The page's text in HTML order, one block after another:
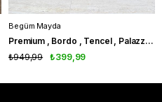
Begüm Mayda
Premium , Bordo , Tencel , Palazzo Pantolon
₺399,99
₺949,99